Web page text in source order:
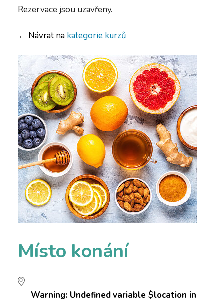
Rezervace jsou uzavřeny.
← Návrat na kategorie kurzů
Místo konání
Warning: Undefined variable $location in